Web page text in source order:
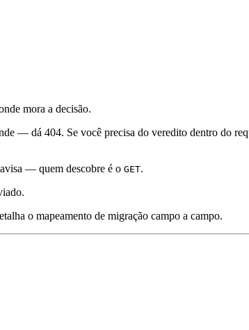
mora a decisão.
— dá 404. Se você precisa do veredito dentro do
— quem descobre é o GET.
o mapeamento de migração campo a campo.